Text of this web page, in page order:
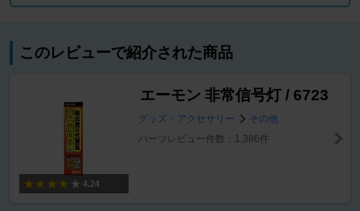
このレビューで紹介された商品
4.24
エーモン 非常信号灯 / 6723
グッズ・アクセサリー
その他
パーツレビュー件数：1,386件